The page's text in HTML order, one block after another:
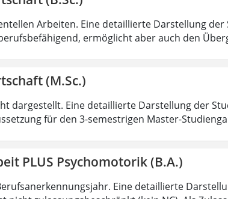
Arbeiten. Eine detaillierte Darstellung
ermöglicht aber auch den
(M.Sc.)
dargestellt. Eine detaillierte Darstellung der
für den 3-semestrigen Master-
PLUS Psychomotorik (B.A.)
Eine detaillierte